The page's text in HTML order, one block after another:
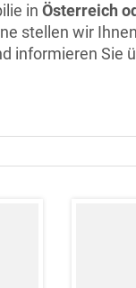
in Österreich
stellen wir
informieren Sie